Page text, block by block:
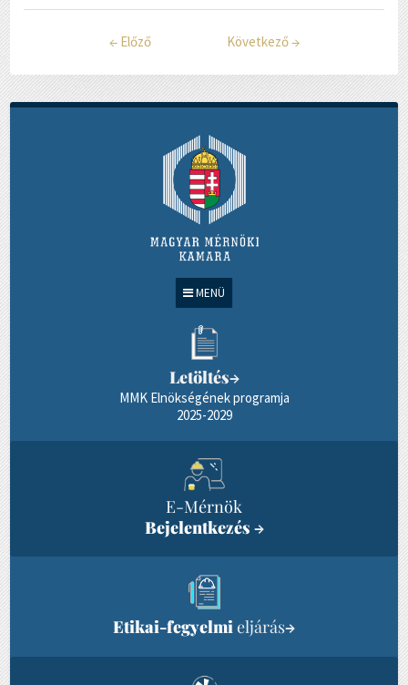
MENÜ
Letöltés→
MMK Elnökségének programja
2025-2029
E-Mérnök
Bejelentkezés →
Etikai-fegyelmieljárás→
← Előző Következő→